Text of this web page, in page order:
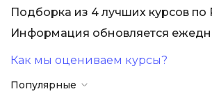
Подборка из 4 лучших курсов по
Информация обновляется
Как мы оцениваем курсы?
Популярные
Разработка